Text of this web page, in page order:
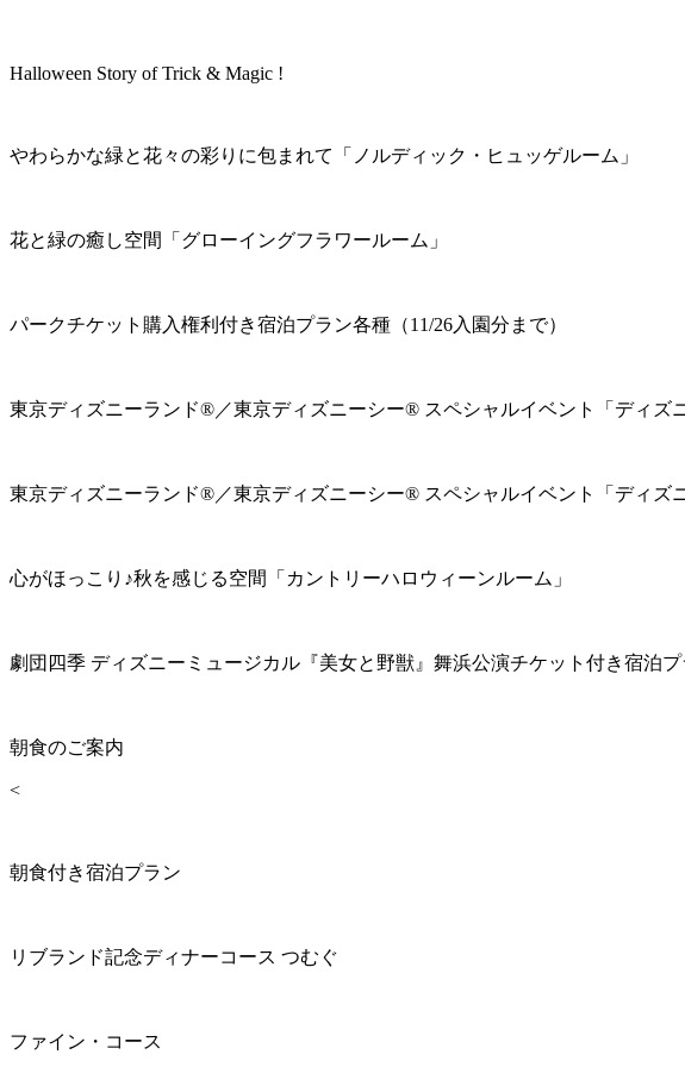
Halloween Story of Trick & Magic !
やわらかな緑と花々の彩りに包まれて「ノルディック・ヒュッゲルーム」
花と緑の癒し空間「グローイングフラワールーム」
パークチケット購入権利付き宿泊プラン各種（11/26入園分まで）
東京ディズニーランド®／東京ディズニーシー® スペシャルイベント「ディズ
東京ディズニーランド®／東京ディズニーシー® スペシャルイベント「ディズ
心がほっこり♪秋を感じる空間「カントリーハロウィーンルーム」
劇団四季 ディズニーミュージカル『美女と野獣』舞浜公演チケット付き宿泊プ
朝食のご案内
<
朝食付き宿泊プラン
リブランド記念ディナーコース つむぐ
ファイン・コース